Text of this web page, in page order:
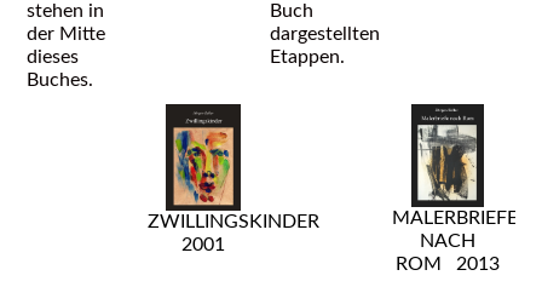
stehen in
der Mitte
dieses
Buches.
Buch
dargestellten
Etappen.
ZWILLINGSKINDER
2001
MALERBRIEFE
NACH
ROM 2013